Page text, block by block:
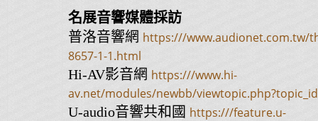
名展音響媒體採訪
普洛音響網 https:///www.audionet.com.tw/
8657-1-1.html
Hi-AV影音網 https:///www.hi-
av.net/modules/newbb/
U-audio音響共和國 https:///feature.u-